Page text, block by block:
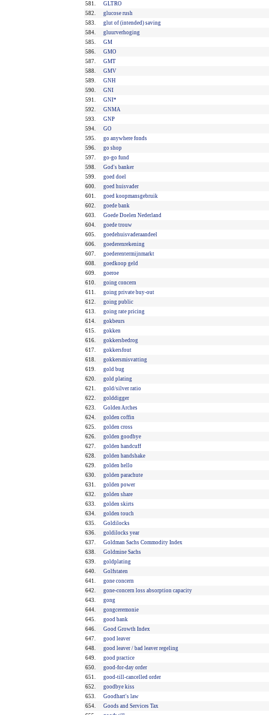
581.
GLTRO
582.
glucose rush
583.
glut of (intended) saving
584.
gluurverhoging
585.
GM
586.
GMO
587.
GMT
588.
GMV
589.
GNH
590.
GNI
591.
GNI*
592.
GNMA
593.
GNP
594.
GO
595.
go anywhere fonds
596.
go shop
597.
go-go fund
598.
God's banker
599.
goed doel
600.
goed huisvader
601.
goed koopmansgebruik
602.
goede bank
603.
Goede Doelen Nederland
604.
goede trouw
605.
goedehuisvaderaandeel
606.
goederenrekening
607.
goederentermijnmarkt
608.
goedkoop geld
609.
goeroe
610.
going concern
611.
going private buy-out
612.
going public
613.
going rate pricing
614.
gokbeurs
615.
gokken
616.
gokkersbedrog
617.
gokkersfout
618.
gokkersmisvatting
619.
gold bug
620.
gold plating
621.
gold/silver ratio
622.
golddigger
623.
Golden Arches
624.
golden coffin
625.
golden cross
626.
golden goodbye
627.
golden handcuff
628.
golden handshake
629.
golden hello
630.
golden parachute
631.
golden power
632.
golden share
633.
golden skirts
634.
golden touch
635.
Goldilocks
636.
goldilocks year
637.
Goldman Sachs Commodity Index
638.
Goldmine Sachs
639.
goldplating
640.
Golfstaten
641.
gone concern
642.
gone-concern loss absorption capacity
643.
gong
644.
gongceremonie
645.
good bank
646.
Good Growth Index
647.
good leaver
648.
good leaver / bad leaver regeling
649.
good practice
650.
good-for-day order
651.
good-till-cancelled order
652.
goodbye kiss
653.
Goodhart's law
654.
Goods and Services Tax